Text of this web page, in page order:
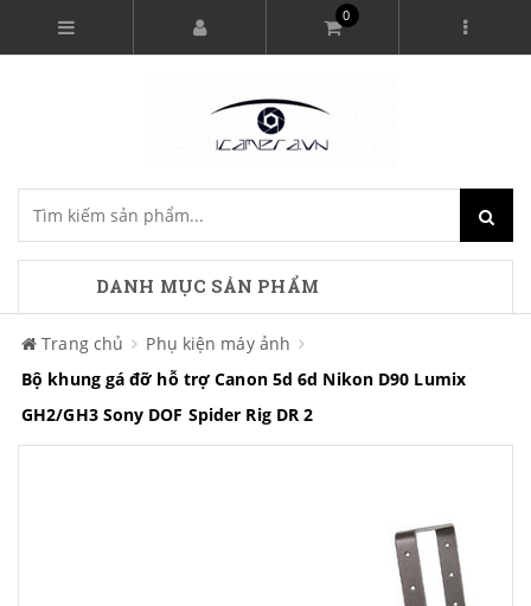
0
DANH MỤC SẢN PHẨM
Trang chủ
Phụ kiện máy ảnh
Bộ khung gá đỡ hỗ trợ Canon 5d 6d Nikon D90 Lumix
GH2/GH3 Sony DOF Spider Rig DR 2